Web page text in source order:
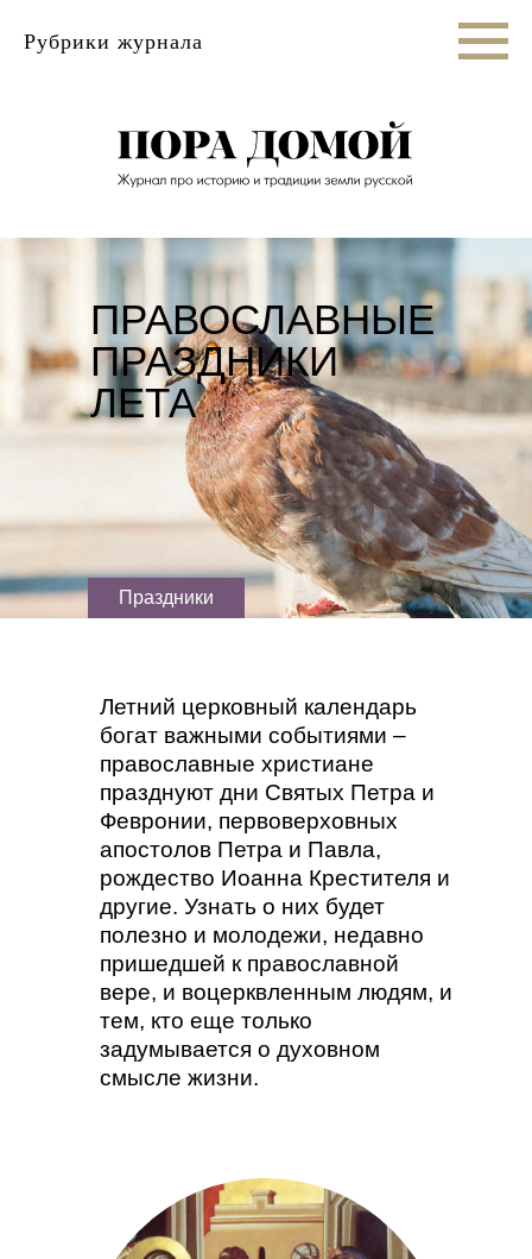
Рубрики журнала
Праздники
ПРАВОСЛАВНЫЕ
ПРАЗДНИКИ
ЛЕТА
Летний церковный календарь
богат важными событиями –
православные христиане
празднуют дни Святых Петра и
Февронии, первоверховных
апостолов Петра и Павла,
рождество Иоанна Крестителя и
другие. Узнать о них будет
полезно и молодежи, недавно
пришедшей к православной
вере, и воцерквленным людям, и
тем, кто еще только
задумывается о духовном
смысле жизни.